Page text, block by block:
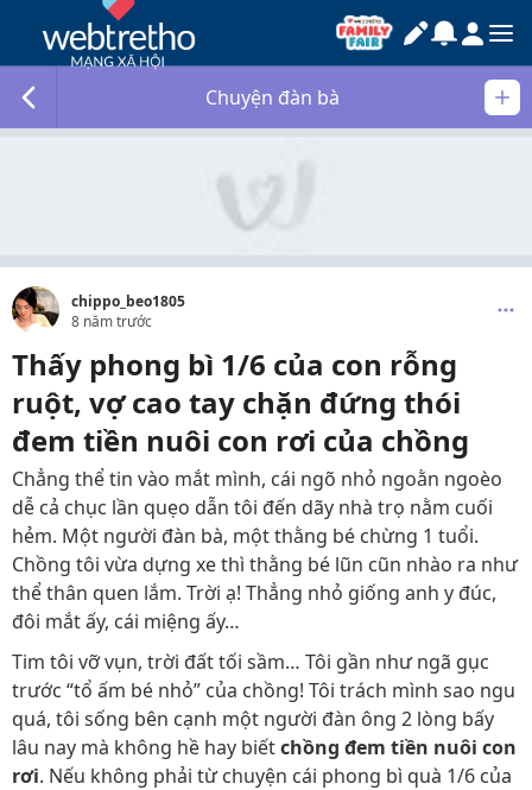
Chuyện đàn bà
chippo_beo1805
8 năm trước
Thấy phong bì 1/6 của con rỗng
ruột, vợ cao tay chặn đứng thói
đem tiền nuôi con rơi của chồng
Chẳng thể tin vào mắt mình, cái ngõ nhỏ ngoằn ngoèo
dễ cả chục lần quẹo dẫn tôi đến dãy nhà trọ nằm cuối
hẻm. Một người đàn bà, một thằng bé chừng 1 tuổi.
Chồng tôi vừa dựng xe thì thằng bé lũn cũn nhào ra như
thể thân quen lắm. Trời ạ! Thẳng nhỏ giống anh y đúc,
đôi mắt ấy, cái miệng ấy…
Tim tôi vỡ vụn, trời đất tối sầm… Tôi gần như ngã gục
trước “tổ ấm bé nhỏ” của chồng! Tôi trách mình sao ngu
quá, tôi sống bên cạnh một người đàn ông 2 lòng bấy
lâu nay mà không hề hay biếtchồng đem tiền nuôi con
rơi. Nếu không phải từ chuyện cái phong bì quà 1/6 của